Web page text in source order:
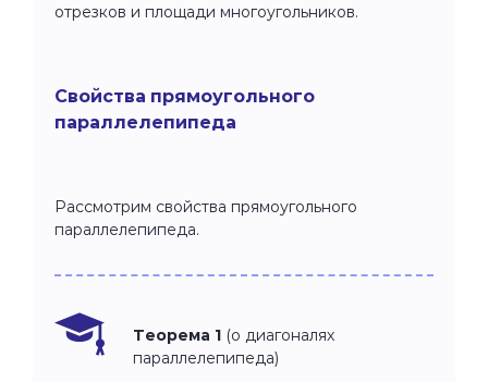
отрезков и площади многоугольников.
Свойства прямоугольного
параллелепипеда
Рассмотрим свойства прямоугольного
параллелепипеда.
Теорема 1 (о диагоналях
параллелепипеда)